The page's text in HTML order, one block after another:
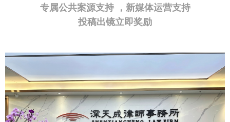
专属公共案源支持 ，新媒体运营支持
投稿出镜立即奖励